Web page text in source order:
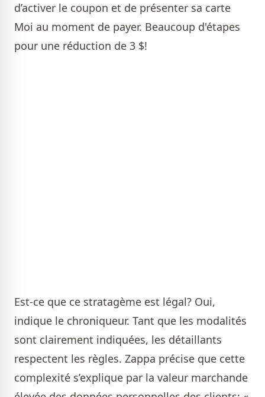
d’activer le coupon et de présenter sa carte
Moi au moment de payer. Beaucoup d'étapes
pour une réduction de 3 $!
Est-ce que ce stratagème est légal? Oui,
indique le chroniqueur. Tant que les modalités
sont clairement indiquées, les détaillants
respectent les règles. Zappa précise que cette
complexité s’explique par la valeur marchande